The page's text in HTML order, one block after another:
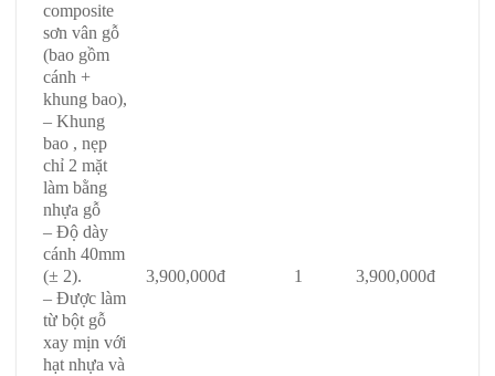
composite
sơn vân gỗ
(bao gồm
cánh +
khung bao),
– Khung
bao , nẹp
chỉ 2 mặt
làm bằng
nhựa gỗ
– Độ dày
cánh 40mm
(± 2).
– Được làm
từ bột gỗ
xay mịn với
hạt nhựa và
3,900,000đ 1 3,900,000đ